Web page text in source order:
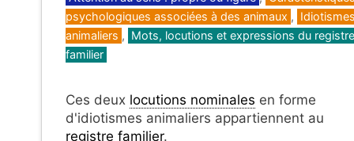
psychologiques associées à des animaux , Idiotismes
animaliers , Mots, locutions et expressions du registre
familier
Ces deux locutions nominales en forme
d'idiotismes animaliers appartiennent au
registre familier.